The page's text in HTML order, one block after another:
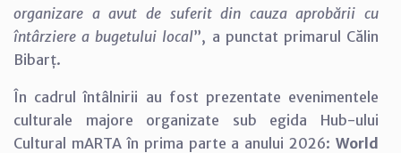
organizare a avut de suferit din cauza aprobării cu
întârziere a bugetului local”, a punctat primarul Călin
Bibarț.
În cadrul întâlnirii au fost prezentate evenimentele
culturale majore organizate sub egida Hub-ului
Cultural mARTA în prima parte a anului 2026: World